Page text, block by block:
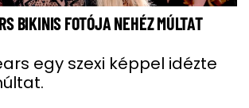
BIKINIS FOTÓJA NEHÉZ MÚLTAT
egy szexi képpel idézte